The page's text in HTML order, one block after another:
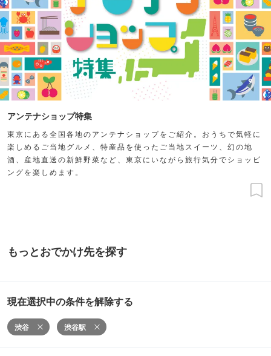
アンテナショップ特集
東京にある全国各地のアンテナショップをご紹介。おうちで気軽に
楽しめるご当地グルメ、特産品を使ったご当地スイーツ、幻の地
酒、産地直送の新鮮野菜など、東京にいながら旅行気分でショッピ
ングを楽しめます。
もっとおでかけ先を探す
現在選択中の条件を解除する
渋谷 渋谷駅